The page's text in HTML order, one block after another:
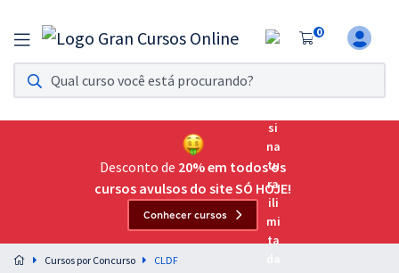
0
Assinatura Ilimitada 11
Acesso a todos os cursos. Teste grátis por 7 dias!
Assinatura OAB Até Passar
Acesso ilimitado a toda preparação para o Exame da
Preparação completa e intensiva para as principais
residências em saúde do Brasil
Desconto de 20% em todos os
cursos avulsos do site SÓ HOJE!
Conhecer cursos
Cursos por Concurso CLDF